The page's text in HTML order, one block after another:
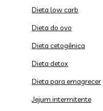
Dieta low carb
Dieta do ovo
Dieta cetogênica
Dieta detox
Dieta para emagrecer
Jejum intermitente